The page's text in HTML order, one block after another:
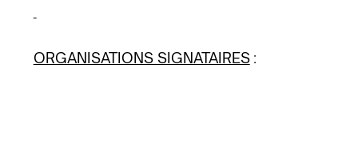
ORGANISATIONS SIGNATAIRES: